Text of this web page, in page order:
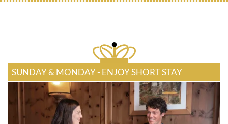
SUNDAY & MONDAY - ENJOY SHORT STAY